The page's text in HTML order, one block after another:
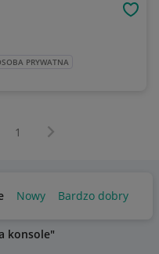
PRYWATNA
1 Następna strona
Nowy Bardzo dobry
konsole"